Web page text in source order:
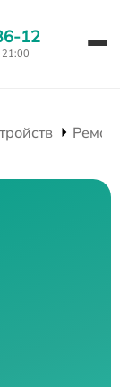
12
21:00